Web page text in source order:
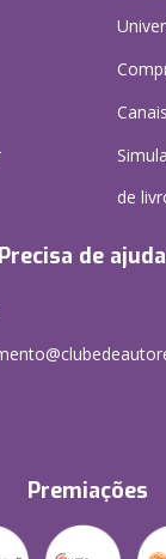
de
Precisa de
Premiações